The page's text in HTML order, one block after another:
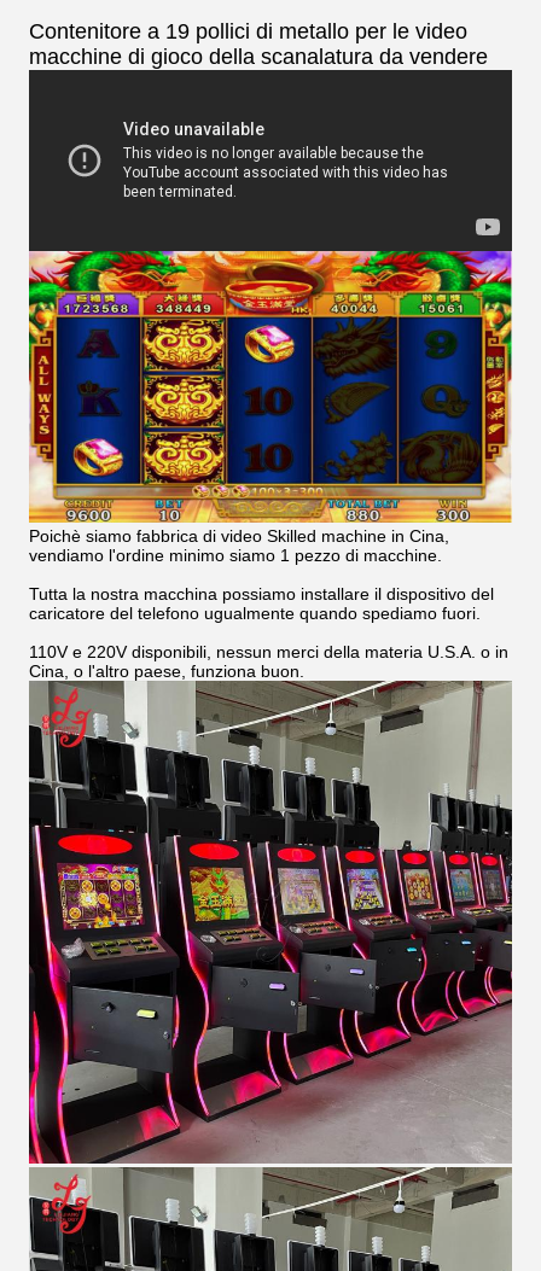
Contenitore a 19 pollici di metallo per le video
macchine di gioco della scanalatura da vendere
Poichè siamo fabbrica di video Skilled machine in Cina,
vendiamo l'ordine minimo siamo 1 pezzo di macchine.
Tutta la nostra macchina possiamo installare il dispositivo del
caricatore del telefono ugualmente quando spediamo fuori.
110V e 220V disponibili, nessun merci della materia U.S.A. o in
Cina, o l'altro paese, funziona buon.